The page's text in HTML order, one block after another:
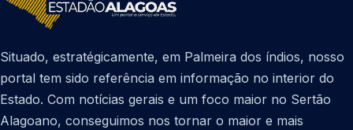
Situado, estratégicamente, em Palmeira dos índios, nosso
portal tem sido referência em informação no interior do
Estado. Com notícias gerais e um foco maior no Sertão
Alagoano, conseguimos nos tornar o maior e mais